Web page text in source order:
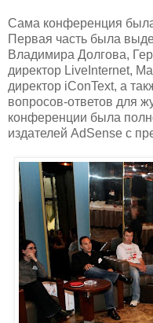
Сама конференция
Первая часть была
Владимира Долгова,
директор LiveInternet,
директор iConText, а
вопросов-ответов для
конференции была
издателей AdSense с